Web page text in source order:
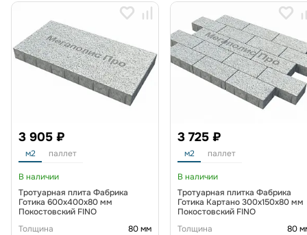
3 905 ₽
м2 паллет
В наличии
Тротуарная плита Фабрика
Готика 600х400х80 мм
Покостовский FINO
Толщина
80 мм
3 725 ₽
м2 паллет
В наличии
Тротуарная плитка Фабрика
Готика Картано 300х150х80 мм
Покостовский FINO
Толщина
80